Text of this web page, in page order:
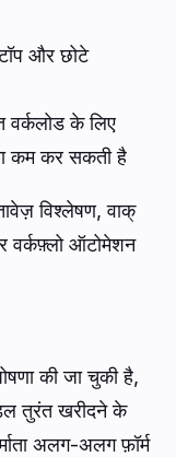
और छोटे
वर्कलोड के लिए
कम कर सकती है
विश्लेषण, वाक्
वर्कफ़्लो ऑटोमेशन
की जा चुकी है,
तुरंत खरीदने के
अलग-अलग फ़ॉर्म